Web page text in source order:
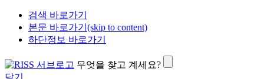
검색 바로가기
본문 바로가기(skip to content)
하단정보 바로가기
무엇을 찾고 계세요?
닫기